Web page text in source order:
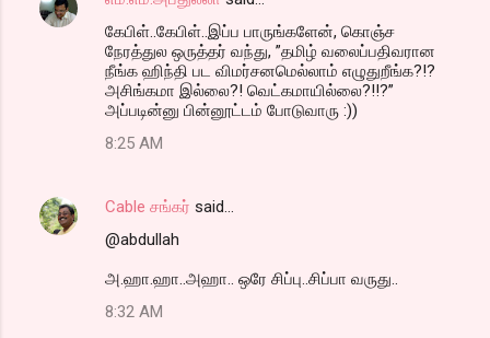
கேபிள்..கேபிள்..இப்ப பாருங்களேன், கொஞ்ச
நேரத்துல ஒருத்தர் வந்து, ”தமிழ் வலைப்பதிவரான
நீங்க ஹிந்தி பட விமர்சனமெல்லாம் எழுதுறீங்க?!?
அசிங்கமா இல்லை?! வெட்கமாயில்லை?!!?”
அப்படின்னு பின்னூட்டம் போடுவாரு :))
8:25 AM
Cable சங்கர் said…
@abdullah
அ.ஹா.ஹா..அஹா.. ஒரே சிப்பு..சிப்பா வருது..
8:32 AM